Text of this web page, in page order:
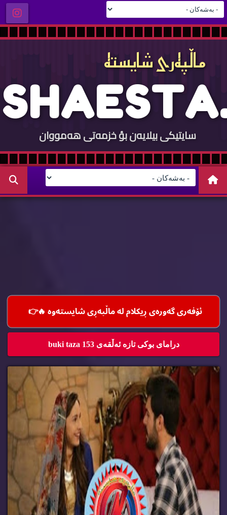
ماڵپه‌ری شایسته‌
SHAESTA.
COM
سایتيكی بيلایه‌ن بؤ خزمه‌تی هه‌مووان
ئۆفه‌ری گه‌وره‌ی ڕیكلام له‌ ماڵپه‌ڕی شایسته‌وه‌ 🔥👉
درامای بوکی تازە ئەڵقەی 153 buki taza